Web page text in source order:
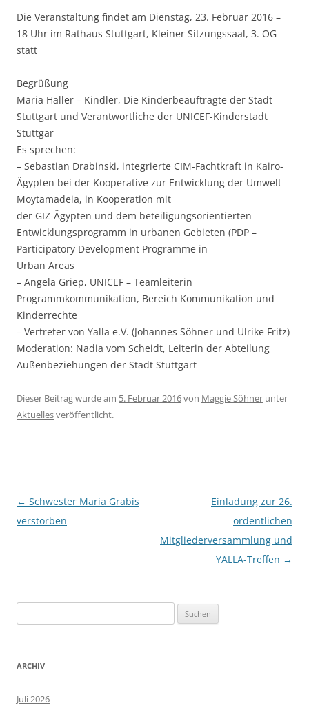
Die Veranstaltung findet am Dienstag, 23. Februar 2016 –
18 Uhr im Rathaus Stuttgart, Kleiner Sitzungssaal, 3. OG
statt
Begrüßung
Maria Haller – Kindler, Die Kinderbeauftragte der Stadt
Stuttgart und Verantwortliche der UNICEF-Kinderstadt
Stuttgar
Es sprechen:
– Sebastian Drabinski, integrierte CIM-Fachtkraft in Kairo-
Ägypten bei der Kooperative zur Entwicklung der Umwelt
Moytamadeia, in Kooperation mit
der GIZ-Ägypten und dem beteiligungsorientierten
Entwicklungsprogramm in urbanen Gebieten (PDP –
Participatory Development Programme in
Urban Areas
– Angela Griep, UNICEF – Teamleiterin
Programmkommunikation, Bereich Kommunikation und
Kinderrechte
– Vertreter von Yalla e.V. (Johannes Söhner und Ulrike Fritz)
Moderation: Nadia vom Scheidt, Leiterin der Abteilung
Außenbeziehungen der Stadt Stuttgart
Dieser Beitrag wurde am 5. Februar 2016von Maggie Söhner unter
Aktuellesveröffentlicht.
Beitragsnavigation
← Schwester Maria Grabis
verstorben
Einladung zur 26.
ordentlichen
Mitgliederversammlung und
YALLA-Treffen →
nach:
ARCHIV
Juli 2026